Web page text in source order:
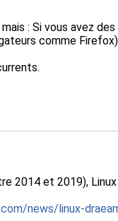
: Si vous avez
comme
et 2019),
news/linux-